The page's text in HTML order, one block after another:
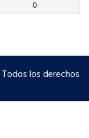
0
los derechos